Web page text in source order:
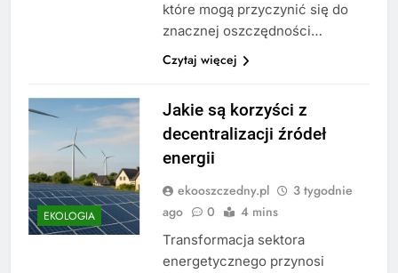
które mogą przyczynić się do
znacznej oszczędności…
Czytaj więcej
EKOLOGIA
Jakie są korzyści z
decentralizacji źródeł
energii
ekooszczedny.pl
3 tygodnie
ago
0 4 mins
Transformacja sektora
energetycznego przynosi